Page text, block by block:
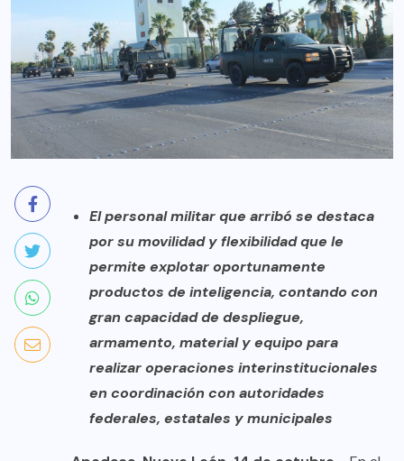
El personal militar que arribó se destaca
por su movilidad y flexibilidad que le
permite explotar oportunamente
productos de inteligencia, contando con
gran capacidad de despliegue,
armamento, material y equipo para
realizar operaciones interinstitucionales
en coordinación con autoridades
federales, estatales y municipales